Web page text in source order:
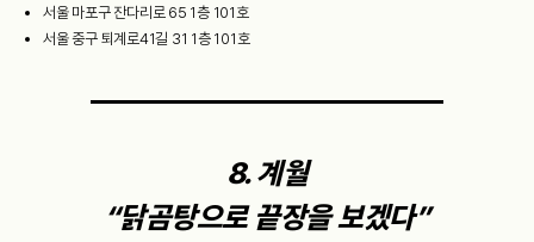
서울 마포구 잔다리로 65 1층 101호
서울 중구 퇴계로41길 31 1층 101호
8. 계월
“닭곰탕으로 끝장을 보겠다”